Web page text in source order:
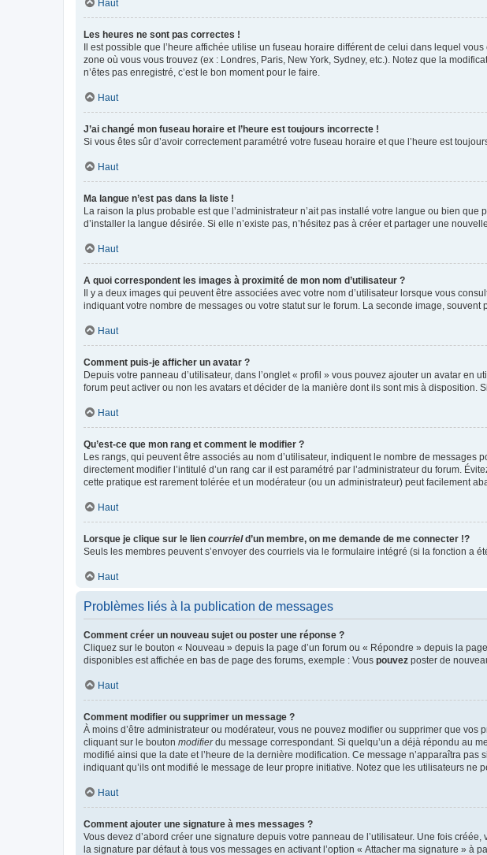
Haut
Les heures ne sont pas correctes !
Il est possible que l’heure affichée utilise un fuseau horaire différent de celui dans lequel
zone où vous vous trouvez (ex : Londres, Paris, New York, Sydney, etc.). Notez que la
n’êtes pas enregistré, c’est le bon moment pour le faire.
Haut
J’ai changé mon fuseau horaire et l’heure est toujours incorrecte !
Si vous êtes sûr d’avoir correctement paramétré votre fuseau horaire et que l’heure est
Haut
Ma langue n’est pas dans la liste !
La raison la plus probable est que l’administrateur n’ait pas installé votre langue ou bien
d’installer la langue désirée. Si elle n’existe pas, n’hésitez pas à créer et partager une
Haut
A quoi correspondent les images à proximité de mon nom d’utilisateur ?
Il y a deux images qui peuvent être associées avec votre nom d’utilisateur lorsque vous
indiquant votre nombre de messages ou votre statut sur le forum. La seconde image,
Haut
Comment puis-je afficher un avatar ?
Depuis votre panneau d’utilisateur, dans l’onglet « profil » vous pouvez ajouter un avatar en
forum peut activer ou non les avatars et décider de la manière dont ils sont mis à disposition.
Haut
Qu’est-ce que mon rang et comment le modifier ?
Les rangs, qui peuvent être associés au nom d’utilisateur, indiquent le nombre de
directement modifier l’intitulé d’un rang car il est paramétré par l’administrateur du forum.
cette pratique est rarement tolérée et un modérateur (ou un administrateur) peut facilement
Haut
Lorsque je clique sur le lien courrield’un membre, on me demande de me connecter !?
Seuls les membres peuvent s’envoyer des courriels via le formulaire intégré (si la fonction a
Haut
Problèmes liés à la publication de messages
Comment créer un nouveau sujet ou poster une réponse ?
Cliquez sur le bouton « Nouveau » depuis la page d’un forum ou « Répondre » depuis la
disponibles est affichée en bas de page des forums, exemple : Vous pouvez poster de
Haut
Comment modifier ou supprimer un message ?
À moins d’être administrateur ou modérateur, vous ne pouvez modifier ou supprimer que
cliquant sur le bouton modifierdu message correspondant. Si quelqu’un a déjà répondu au
modifié ainsi que la date et l’heure de la dernière modification. Ce message n’apparaîtra
indiquant qu’ils ont modifié le message de leur propre initiative. Notez que les utilisateurs ne
Haut
Comment ajouter une signature à mes messages ?
Vous devez d’abord créer une signature depuis votre panneau de l’utilisateur. Une fois créée,
la signature par défaut à tous vos messages en activant l’option « Attacher ma signature » à